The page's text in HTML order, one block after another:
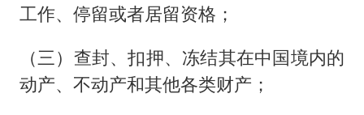
工作、停留或者居留资格；
（三）查封、扣押、冻结其在中国境内的
动产、不动产和其他各类财产；